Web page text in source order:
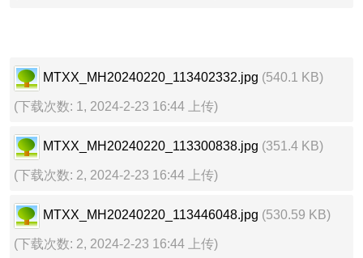
MTXX_MH20240220_113402332.jpg (540.1 KB)
(下载次数: 1, 2024-2-23 16:44 上传)
MTXX_MH20240220_113300838.jpg (351.4 KB)
(下载次数: 2, 2024-2-23 16:44 上传)
MTXX_MH20240220_113446048.jpg (530.59 KB)
(下载次数: 2, 2024-2-23 16:44 上传)